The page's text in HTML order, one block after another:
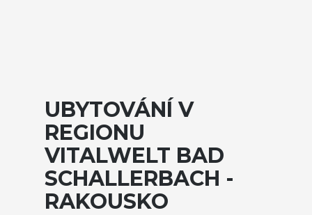
UBYTOVÁNÍ V
REGIONU
VITALWELT BAD
SCHALLERBACH -
RAKOUSKO